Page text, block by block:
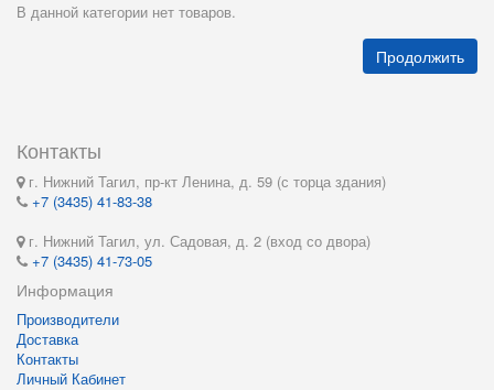
В данной категории нет товаров.
Продолжить
Контакты
г. Нижний Тагил, пр-кт Ленина, д. 59 (с торца здания)
+7 (3435) 41-83-38
г. Нижний Тагил, ул. Садовая, д. 2 (вход со двора)
+7 (3435) 41-73-05
Информация
Производители
Доставка
Контакты
Личный Кабинет